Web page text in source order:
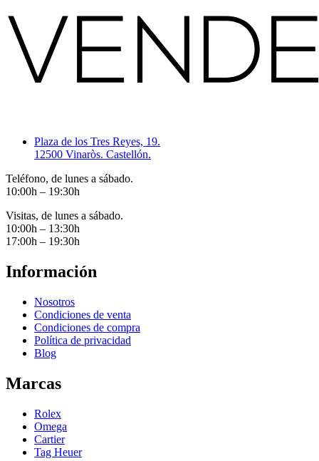
Plaza de los Tres Reyes, 19.
12500 Vinaròs. Castellón.
Teléfono, de lunes a sábado.
10:00h – 19:30h
Visitas, de lunes a sábado.
10:00h – 13:30h
17:00h – 19:30h
Información
Nosotros
Condiciones de venta
Condiciones de compra
Política de privacidad
Blog
Marcas
Rolex
Omega
Cartier
Tag Heuer